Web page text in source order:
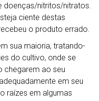
doenças/nitritos/nitratos.
ciente destas
o produto errado.
sua maioria, tratando-
do cultivo, onde se
chegarem ao seu
em seu
raízes em algumas